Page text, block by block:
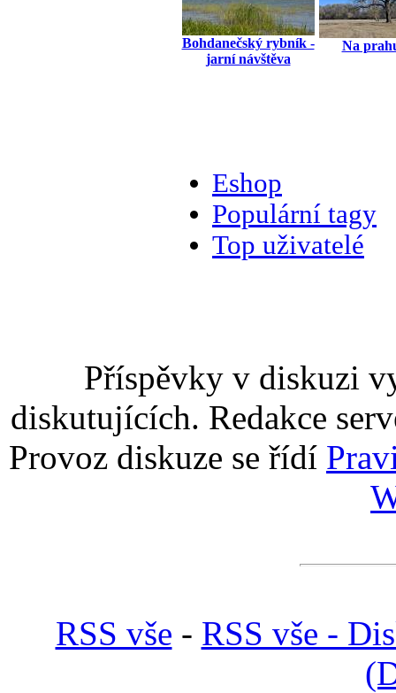
Bohdanečský rybník -
jarní návštěva
Na
Eshop
Populární tagy
Top uživatelé
Příspěvky v diskuzi
diskutujících. Redakce
Provoz diskuze se řídí
RSS vše - RSS vše -